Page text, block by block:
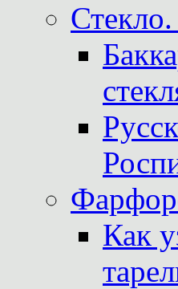
Стекло.
Как